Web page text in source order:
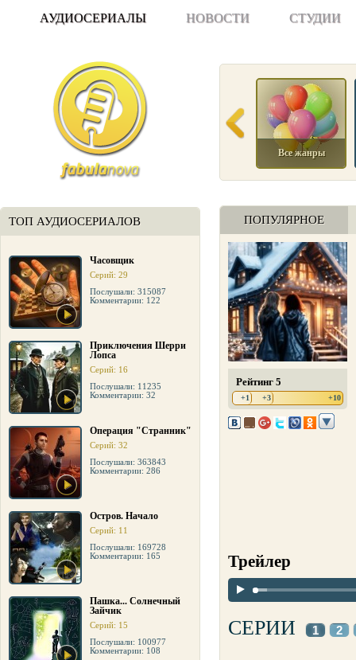
АУДИОСЕРИАЛЫ НОВОСТИ СТУДИИ
ТОП АУДИОСЕРИАЛОВ
Часовщик
Серий: 29
Послушали: 315087
Комментарии: 122
Приключения Шерри
Лопса
Серий: 16
Послушали: 11235
Комментарии: 32
Операция "Странник"
Серий: 32
Послушали: 363843
Комментарии: 286
Остров. Начало
Серий: 11
Послушали: 169728
Комментарии: 165
Пашка... Солнечный
Зайчик
Серий: 15
Послушали: 100977
Комментарии: 108
Все жанры
ПОПУЛЯРНОЕ
Рейтинг 5
+1 +3 +10
Трейлер
СЕРИИ 1 2